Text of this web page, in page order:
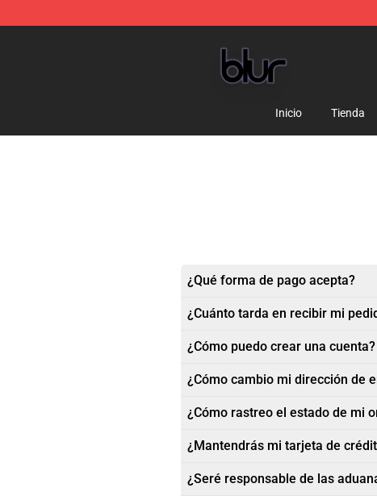
Inicio Tienda
¿Qué forma de pago acepta?
¿Cuánto tarda en recibir mi
¿Cómo puedo crear una cuenta?
¿Cómo cambio mi dirección de
¿Cómo rastreo el estado de mi
¿Mantendrás mi tarjeta de
¿Seré responsable de las